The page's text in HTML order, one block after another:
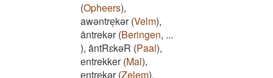
(Opheers),
awəntreͅkər(Velm),
āntrekər(Beringen, ...
), āntRɛkəR (Paal),
entrekker(Mal),
eͅntreͅkər(Zelem),